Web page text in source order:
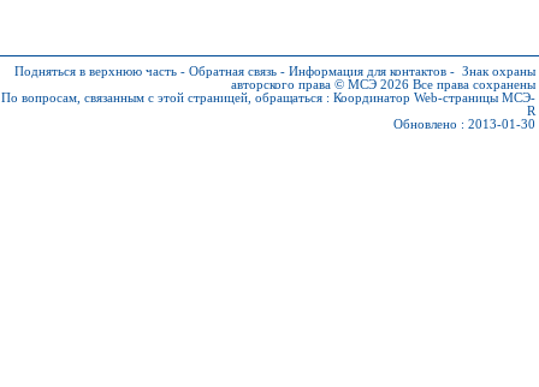
Подняться в верхнюю часть - Обратная связь - Информация для контактов - Знак охраны
авторского права © МСЭ 2026 Все права сохранены
По вопросам, связанным с этой страницей, обращаться : Координатор Web-страницы МСЭ-
R
Обновлено : 2013-01-30